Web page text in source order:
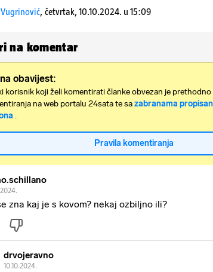
, četvrtak, 10.10.2024. u 15:09
na komentar
obavijest:
korisnik koji želi komentirati članke obvezan je
na web portalu 24sata te sazabranama
.
Pravila komentiranja
zna kaj je s kovom? nekaj ozbiljno ili?
drvojeravno
10.10.2024.